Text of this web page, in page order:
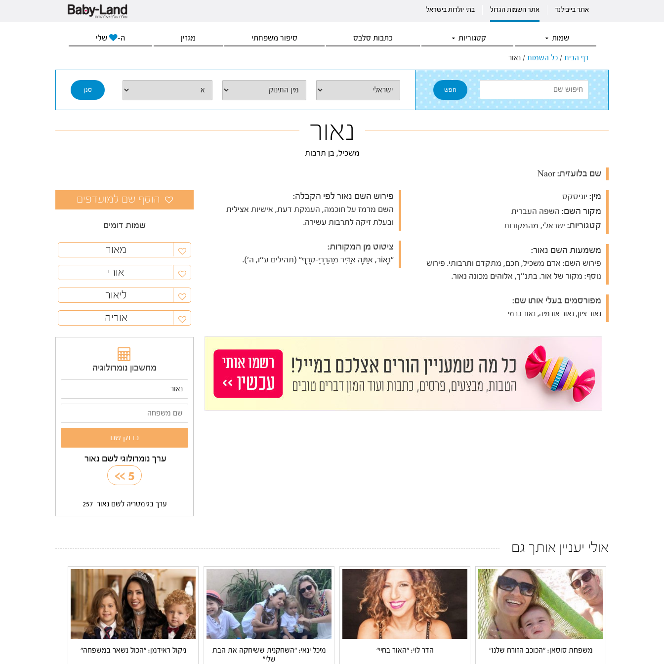
אתר בייבילנד אתר השמות הגדול בתי יולדות בישראל
שמות קטגוריות כתבות סלבס סיפור משפחתי מגזין ה- שלי
דף הבית / כל השמות / נאור
נאור
משכיל, בן תרבות
שם בלועזית:
מין: יוניסקס
מקור השם: השפה העברית
קטגוריות: ישראלי, מהמקורות
משמעות השם נאור:
פירוש השם: אדם משכיל, חכם, מתקדם ותרבותי. פירוש
נוסף: מקור של אור. בתנ''ך, אלוהים מכונה נאור.
מפורסמים בעלי אותו שם:
נאור ציון, נאור אורמיה, נאור כרמי
פירוש השם נאור לפי הקבלה:
השם מרמז על חוכמה, העמקת דעת, אישיות אצילית
ובעלת זיקה לתרבות עשירה.
ציטוט מן המקורות:
"נָאוֹר, אַתָּה אַדִּיר מֵהַרְרֵי-טָרֶף" (תהילים ע''ו, ה').
שמות דומים
מאור
אורי
ליאור
אוריה
מחשבון נומרולוגיה
ערך נומרולוגי לשם נאור
5
>>
ערך בגימטריה לשם נאור 257
אולי יעניין אותך גם
משפחת סוסאן: "הכוכב הזורח שלנו" הדר לוי: "האור בחיי"
מיכל ינאי: "השחקנית ששיחקה את הבת
שלי"
ניקול ראידמן: "הכול נשאר במשפחה"